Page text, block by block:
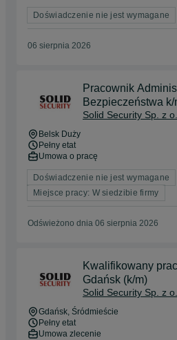
Doświadczenie nie jest wymagane
06 sierpnia 2026
Pracownik
Bezpieczeństwa
k/Grójca- praca od
Solid Security Sp. z
Belsk Duży
Pełny etat
Umowa o pracę
Doświadczenie nie jest wymagane
Miejsce pracy: W siedzibie firmy
Odświeżono dnia 06 sierpnia 2026
Kwalifikowany
Gdańsk (k/m)
Solid Security Sp. z
Gdańsk, Śródmieście
Pełny etat
Umowa zlecenie